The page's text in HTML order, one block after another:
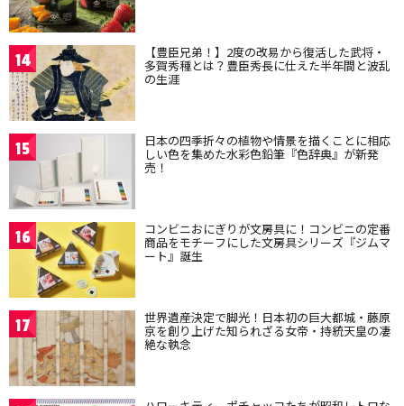
14 【豊臣兄弟！】2度の改易から復活した武将・
多賀秀種とは？豊臣秀長に仕えた半年間と波乱
の生涯
15 日本の四季折々の植物や情景を描くことに相応
しい色を集めた水彩色鉛筆『色辞典』が新発
売！
16 コンビニおにぎりが文房具に！コンビニの定番
商品をモチーフにした文房具シリーズ『ジムマ
ート』誕生
17 世界遺産決定で脚光！日本初の巨大都城・藤原
京を創り上げた知られざる女帝・持統天皇の凄
絶な執念